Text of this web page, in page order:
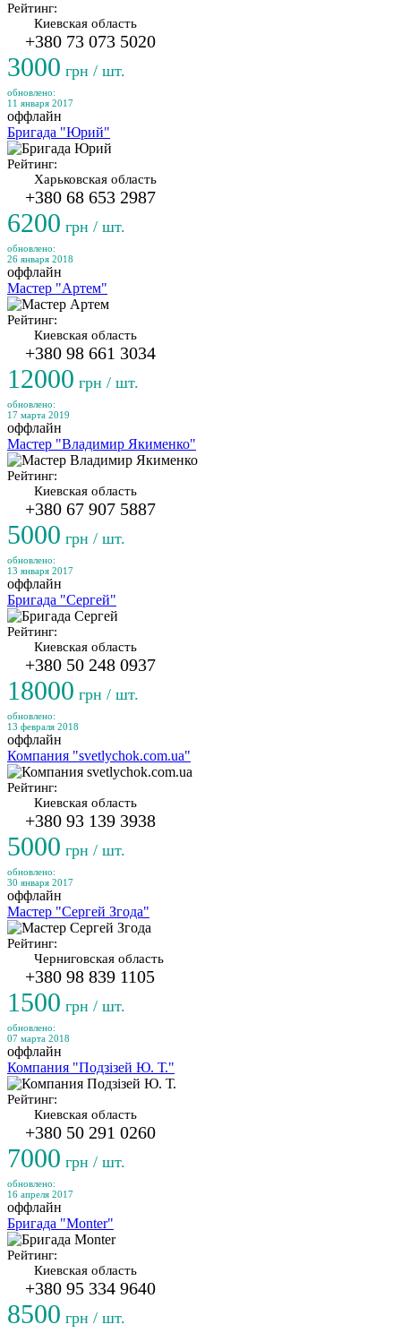
Рейтинг:
Киевская область
+380 73 073 5020
3000 грн / шт.
обновлено:
11 января 2017
оффлайн
Бригада "Юрий"
Рейтинг:
Харьковская область
+380 68 653 2987
6200 грн / шт.
обновлено:
26 января 2018
оффлайн
Мастер "Артем"
Рейтинг:
Киевская область
+380 98 661 3034
12000 грн / шт.
обновлено:
17 марта 2019
оффлайн
Мастер "Владимир Якименко"
Рейтинг:
Киевская область
+380 67 907 5887
5000 грн / шт.
обновлено:
13 января 2017
оффлайн
Бригада "Сергей"
Рейтинг:
Киевская область
+380 50 248 0937
18000 грн / шт.
обновлено:
13 февраля 2018
оффлайн
Компания "svetlychok.com.ua"
Рейтинг:
Киевская область
+380 93 139 3938
5000 грн / шт.
обновлено:
30 января 2017
оффлайн
Мастер "Сергей Згода"
Рейтинг:
Черниговская область
+380 98 839 1105
1500 грн / шт.
обновлено:
07 марта 2018
оффлайн
Компания "Подзізей Ю. Т."
Рейтинг:
Киевская область
+380 50 291 0260
7000 грн / шт.
обновлено:
16 апреля 2017
оффлайн
Бригада "Monter"
Рейтинг:
Киевская область
+380 95 334 9640
8500 грн / шт.